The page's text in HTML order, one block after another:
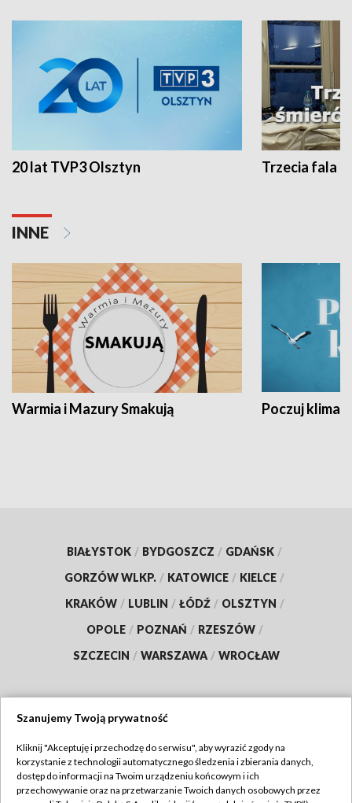
20 lat TVP3 Olsztyn Trzecia fala -
INNE
Warmia i Mazury Smakują Poczuj klimat
BIAŁYSTOK / BYDGOSZCZ / GDAŃSK /
GORZÓW WLKP. / KATOWICE / KIELCE /
KRAKÓW / LUBLIN / ŁÓDŹ / OLSZTYN /
OPOLE / POZNAŃ / RZESZÓW /
SZCZECIN / WARSZAWA / WROCŁAW
TVP
Abonament TVP
Regulamin TVP
Szanujemy Twoją prywatność
Kliknij "Akceptuję i przechodzę do serwisu", aby wyrazić zgody na
korzystanie z technologii automatycznego śledzenia i zbierania danych,
dostęp do informacji na Twoim urządzeniu końcowym i ich
przechowywanie oraz na przetwarzanie Twoich danych osobowych przez